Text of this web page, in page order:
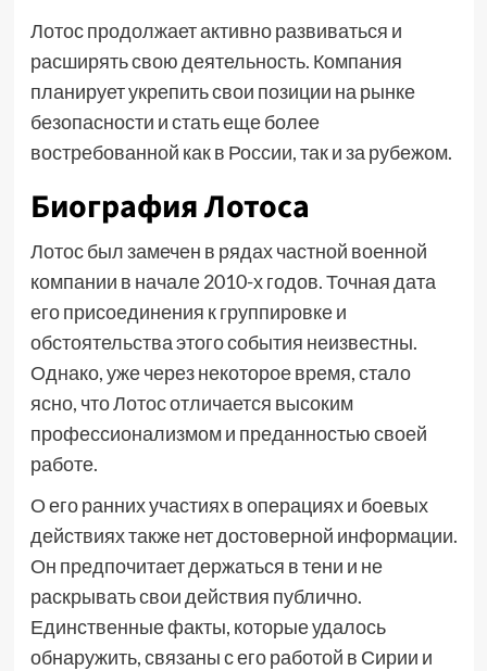
Лотос продолжает активно развиваться и
расширять свою деятельность. Компания
планирует укрепить свои позиции на рынке
безопасности и стать еще более
востребованной как в России, так и за рубежом.
Биография Лотоса
Лотос был замечен в рядах частной военной
компании в начале 2010-х годов. Точная дата
его присоединения к группировке и
обстоятельства этого события неизвестны.
Однако, уже через некоторое время, стало
ясно, что Лотос отличается высоким
профессионализмом и преданностью своей
работе.
О его ранних участиях в операциях и боевых
действиях также нет достоверной информации.
Он предпочитает держаться в тени и не
раскрывать свои действия публично.
Единственные факты, которые удалось
обнаружить, связаны с его работой в Сирии и